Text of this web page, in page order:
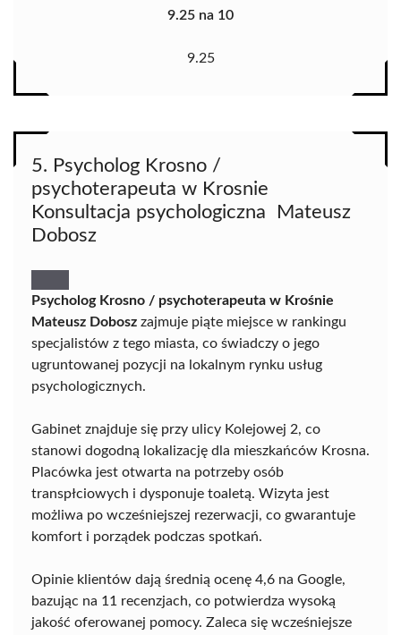
9.25 na 10
9.25
5. ️Psycholog Krosno /
psychoterapeuta w Krosnie ️
Konsultacja psychologiczna ️ Mateusz
Dobosz
Psycholog Krosno / psychoterapeuta w Krośnie
Mateusz Dobosz zajmuje piąte miejsce w rankingu
specjalistów z tego miasta, co świadczy o jego
ugruntowanej pozycji na lokalnym rynku usług
psychologicznych.
Gabinet znajduje się przy ulicy Kolejowej 2, co
stanowi dogodną lokalizację dla mieszkańców Krosna.
Placówka jest otwarta na potrzeby osób
transpłciowych i dysponuje toaletą. Wizyta jest
możliwa po wcześniejszej rezerwacji, co gwarantuje
komfort i porządek podczas spotkań.
Opinie klientów dają średnią ocenę 4,6 na Google,
bazując na 11 recenzjach, co potwierdza wysoką
jakość oferowanej pomocy. Zaleca się wcześniejsze